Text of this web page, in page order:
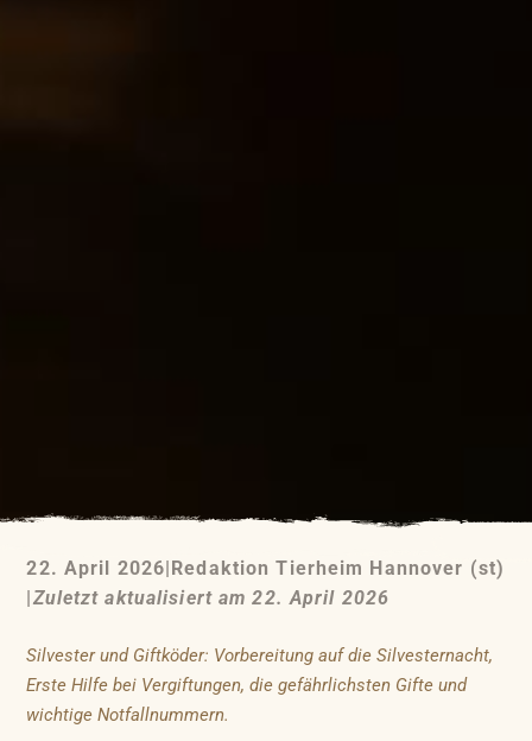
22. April 2026|Redaktion Tierheim Hannover (st)
|Zuletzt aktualisiert am 22. April 2026
Silvester und Giftköder: Vorbereitung auf die Silvesternacht,
Erste Hilfe bei Vergiftungen, die gefährlichsten Gifte und
wichtige Notfallnummern.